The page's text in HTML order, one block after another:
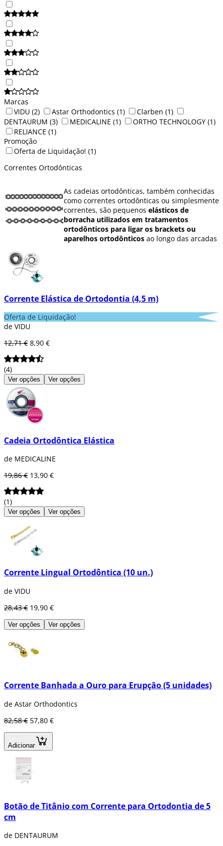
Marcas
VIDU (2) Astar Orthodontics (1) Clarben (1)
DENTAURUM (3) MEDICALINE (1) ORTHO TECHNOLOGY (1)
RELIANCE (1)
Promoção
Oferta de Liquidação! (1)
Correntes Ortodônticas
As cadeias ortodônticas, também conhecidas
como correntes ortodônticas ou simplesmente
correntes, são pequenos elásticos de
borracha utilizados em tratamentos
ortodônticos para ligar os brackets ou
aparelhos ortodônticos ao longo das arcadas
em vários tamanhos e materiais, bem como
em várias cores, para satisfazer as
necessidades e preferências dos pacientes.
Estas correntes são utilizadas para
desde tratamentos simples aos mais
alcançar um sorriso
Corrente Elástica de Ortodontia (4,5 m)
Oferta de Liquidação!
de VIDU
12,71 € 8,90 €
(4)
Ver opções Ver opções
Cadeia Ortodôntica Elástica
de MEDICALINE
19,86 € 13,90 €
(1)
Ver opções Ver opções
Corrente Lingual Ortodôntica (10 un.)
de VIDU
28,43 € 19,90 €
Ver opções Ver opções
Corrente Banhada a Ouro para Erupção (5 unidades)
de Astar Orthodontics
82,58 € 57,80 €
Adicionar
Botão de Titânio com Corrente para Ortodontia de 5
cm
de DENTAURUM